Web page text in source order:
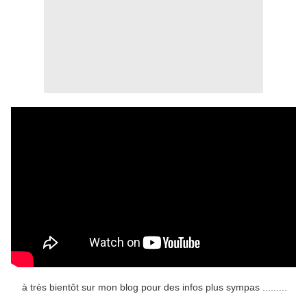
à très bientôt sur mon blog pour des infos plus sympas .........